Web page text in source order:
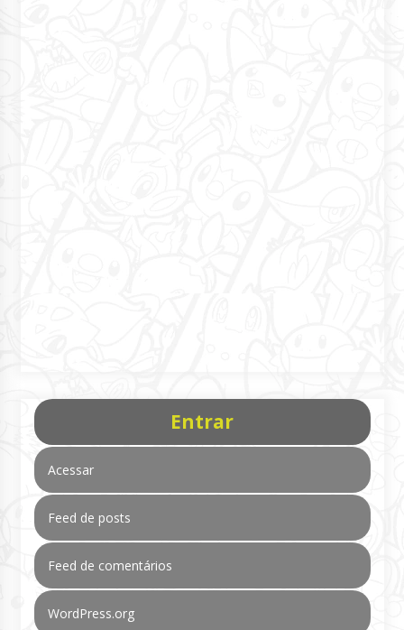
Entrar
Acessar
Feed de posts
Feed de comentários
WordPress.org